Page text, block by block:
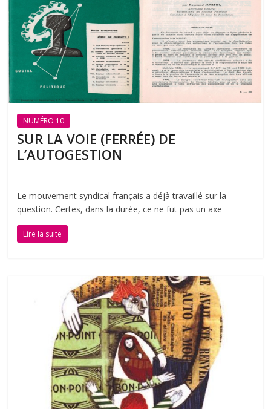
NUMÉRO 10
SUR LA VOIE (FERRÉE) DE
L’AUTOGESTION
Le mouvement syndical français a déjà travaillé sur la
question. Certes, dans la durée, ce ne fut pas un axe
Lire la suite